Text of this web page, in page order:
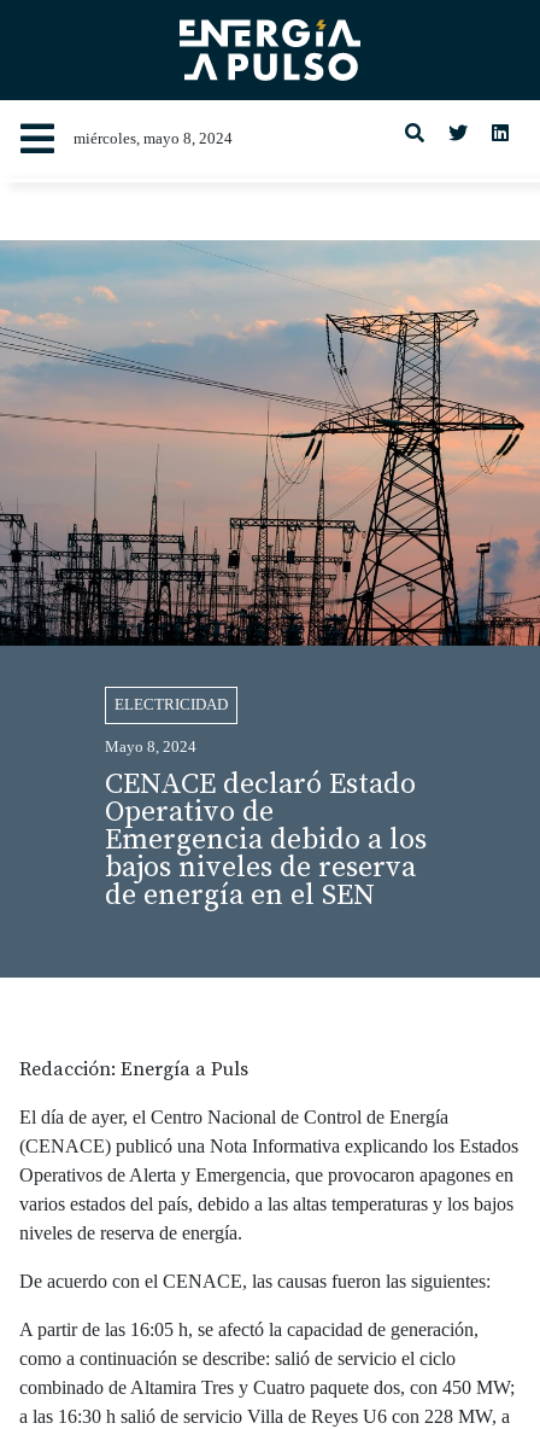
miércoles, mayo 8, 2024
ELECTRICIDAD
Mayo 8, 2024
CENACE declaró Estado
Operativo de
Emergencia debido a los
bajos niveles de reserva
de energía en el SEN
Redacción: Energía a Puls
El día de ayer, el Centro Nacional de Control de Energía
(CENACE) publicó una Nota Informativa explicando los Estados
Operativos de Alerta y Emergencia, que provocaron apagones en
varios estados del país, debido a las altas temperaturas y los bajos
niveles de reserva de energía.
De acuerdo con el CENACE, las causas fueron las siguientes:
A partir de las 16:05 h, se afectó la capacidad de generación,
como a continuación se describe: salió de servicio el ciclo
combinado de Altamira Tres y Cuatro paquete dos, con 450 MW;
a las 16:30 h salió de servicio Villa de Reyes U6 con 228 MW, a